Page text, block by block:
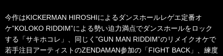
今作はKICKERMAN HIROSHIによるダンスホールレゲエ定番オ
ケ”KOLOKO RIDDIM”による勢い迫力満点でダンスホールをロック
する「サキホコレ」、同じく”GUN MAN RIDDIM”のリメイクオケで
若手注目アーティストのZENDAMAN参加の「FIGHT BACK」、練度